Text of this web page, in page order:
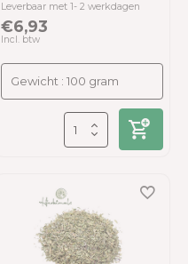
Leverbaar met 1- 2 werkdagen
€6,93
Incl. btw